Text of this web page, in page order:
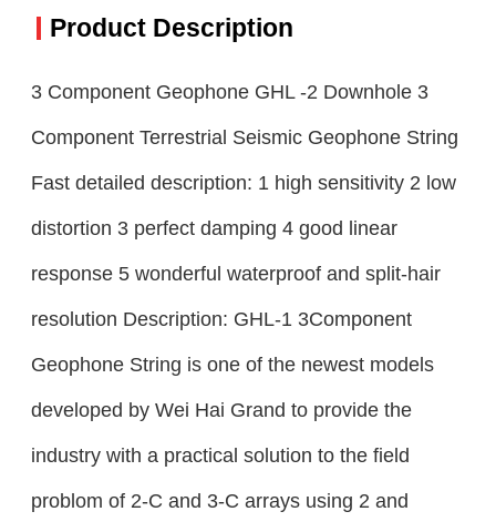
Product Description
3 Component Geophone GHL -2 Downhole 3
Component Terrestrial Seismic Geophone String
Fast detailed description: 1 high sensitivity 2 low
distortion 3 perfect damping 4 good linear
response 5 wonderful waterproof and split-hair
resolution Description: GHL-1 3Component
Geophone String is one of the newest models
developed by Wei Hai Grand to provide the
industry with a practical solution to the field
problom of 2-C and 3-C arrays using 2 and